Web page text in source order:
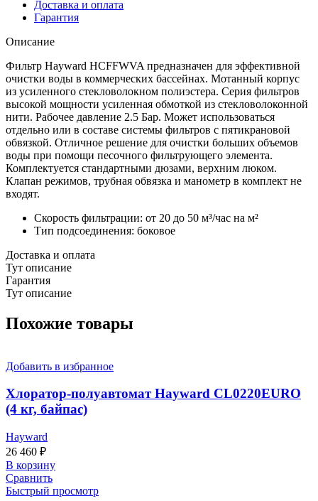
Доставка и оплата
Гарантия
Описание
Фильтр Hayward HCFFWVA предназначен для эффективной
очистки воды в коммерческих бассейнах. Мотанный корпус
из усиленного стекловолокном полиэстера. Серия фильтров
высокой мощности усиленная обмоткой из стекловолоконной
нити. Рабочее давление 2.5 Бар. Может использоваться
отдельно или в составе системы фильтров с пятикрановой
обвязкой. Отличное решение для очистки больших объемов
воды при помощи песочного фильтрующего элемента.
Комплектуется стандартными дюзами, верхним люком.
Клапан режимов, трубная обвязка и манометр в комплект не
входят.
Скорость фильтрации: от 20 до 50 м³/час на м²
Тип подсоединения: боковое
Доставка и оплата
Тут описание
Гарантия
Тут описание
Похожие товары
Добавить в избранное
Хлоратор-полуавтомат Hayward CL0220EURO
(4 кг, байпас)
Hayward
26 460 ₽
В корзину
Сравнить
Быстрый просмотр